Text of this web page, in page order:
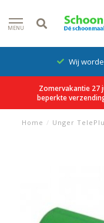
MENU
Wij
Zomervakantie 27
beperkte
Home / Unger